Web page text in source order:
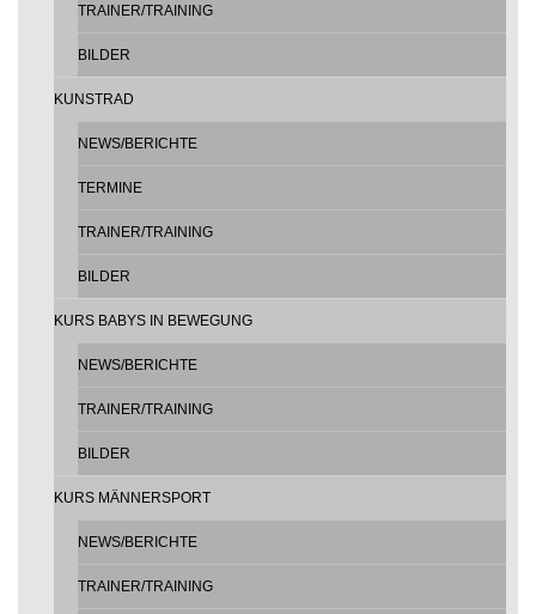
TRAINER/TRAINING
BILDER
KUNSTRAD
NEWS/BERICHTE
TERMINE
TRAINER/TRAINING
BILDER
KURS BABYS IN BEWEGUNG
NEWS/BERICHTE
TRAINER/TRAINING
BILDER
KURS MÄNNERSPORT
NEWS/BERICHTE
TRAINER/TRAINING